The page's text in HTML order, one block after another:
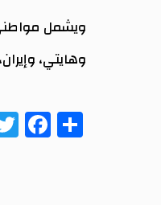
ويشمل مواطني
وهايتي،